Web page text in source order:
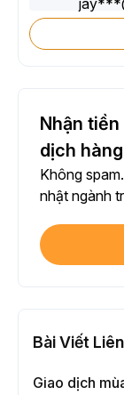
Nhận
dịch
Không
nhật ngành
Bài Viết
Giao dịch